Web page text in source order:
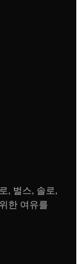
, 벌스, 솔로,
한 여유를